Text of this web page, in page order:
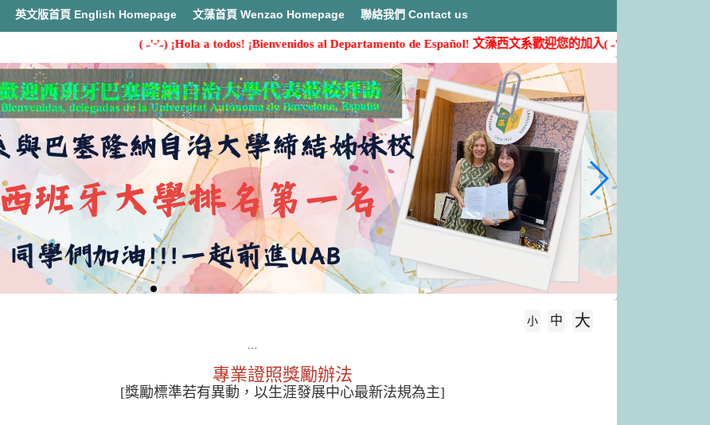
英文版首頁 English Homepage 文藻首頁 Wenzao Homepage 聯絡我們 Contact us
( ˶'ᵕ'˶) ¡Hola a todos! ¡Bienvenidos al Departamento de Español!文藻西文系歡迎您的加入( ˶'ᵕ'˶)
小 中 大
專業證照獎勵辦法
[獎勵標準若有異動，以生涯發展中心最新法規為主]